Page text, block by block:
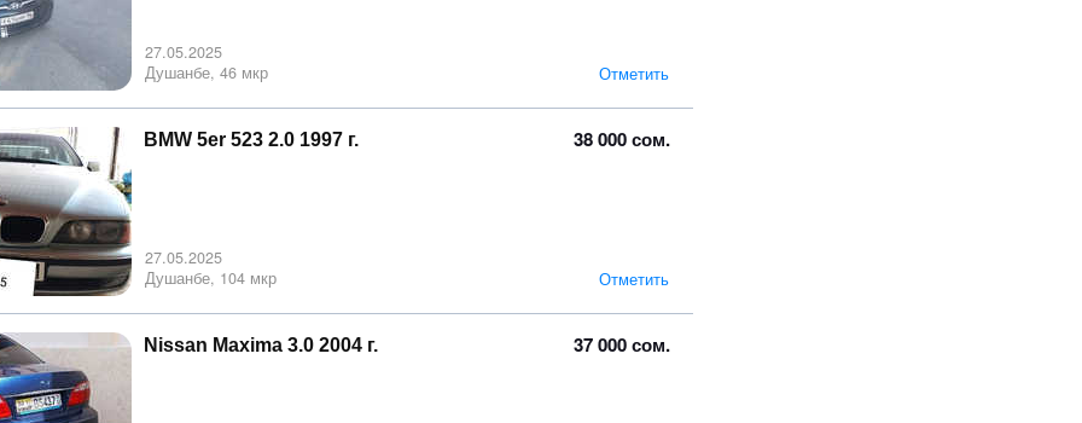
27.05.2025
Душанбе, 46 мкр
Отметить
38 000 сом.
BMW 5er 523 2.0 1997 г.
27.05.2025
Душанбе, 104 мкр
Отметить
37 000 сом.
Nissan Maxima 3.0 2004 г.